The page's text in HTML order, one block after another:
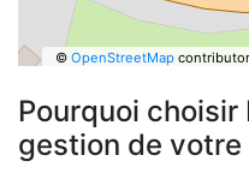
© OpenStreetMap
Pourquoi choisir
gestion de